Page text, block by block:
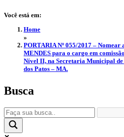
Você está em:
Home
»
PORTARIA Nº 055/2017 – Nomear
MENDES para o cargo em
Nível II, na Secretaria Municipal de
dos Patos – MA.
Busca